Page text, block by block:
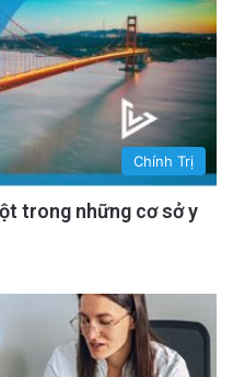
Chính Trị
trong những cơ sở y